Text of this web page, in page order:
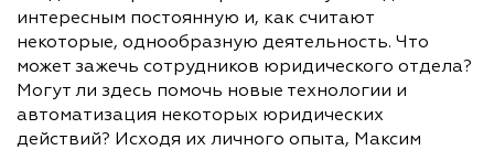
интересным постоянную и, как считают
некоторые, однообразную деятельность. Что
может зажечь сотрудников юридического отдела?
Могут ли здесь помочь новые технологии и
автоматизация некоторых юридических
действий? Исходя их личного опыта, Максим